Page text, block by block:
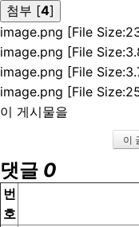
첨부 [4]
image.png [File
image.png [File
image.png [File
image.png [File
이 게시물을
이
댓글 0
번
호